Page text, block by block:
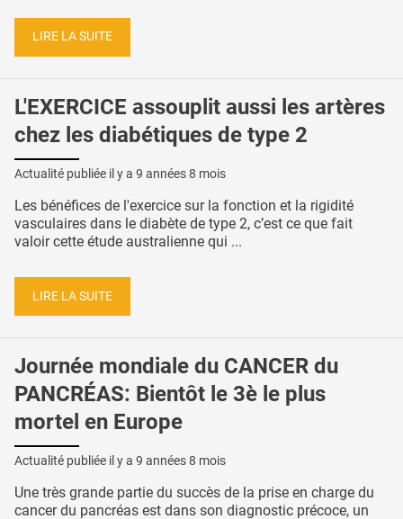
LIRE LA SUITE
L'EXERCICE assouplit aussi les artères
chez les diabétiques de type 2
Actualité publiée il y a 9 années 8 mois
Les bénéfices de l'exercice sur la fonction et la rigidité
vasculaires dans le diabète de type 2, c’est ce que fait
valoir cette étude australienne qui ...
LIRE LA SUITE
Journée mondiale du CANCER du
PANCRÉAS: Bientôt le 3è le plus
mortel en Europe
Actualité publiée il y a 9 années 8 mois
Une très grande partie du succès de la prise en charge du
cancer du pancréas est dans son diagnostic précoce, un